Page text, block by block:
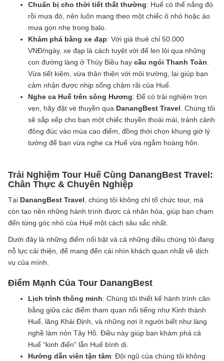
Chuẩn bị cho thời tiết thất thường: Huế có thể nắng đó
rồi mưa đó, nên luôn mang theo một chiếc ô nhỏ hoặc áo
mưa gọn nhẹ trong balo.
Khám phá bằng xe đạp: Với giá thuê chỉ 50.000
VNĐ/ngày, xe đạp là cách tuyệt vời để len lỏi qua những
con đường làng ở Thủy Biều haycầu ngói Thanh Toàn.
Vừa tiết kiệm, vừa thân thiện với môi trường, lại giúp bạn
cảm nhận được nhịp sống chậm rãi của Huế.
Nghe ca Huế trên sông Hương: Để có trải nghiệm trọn
vẹn, hãy đặt vé thuyền qua DanangBest Travel. Chúng tôi
sẽ sắp xếp cho bạn một chiếc thuyền thoải mái, tránh cảnh
đông đúc vào mùa cao điểm, đồng thời chọn khung giờ lý
tưởng để bạn vừa nghe ca Huế vừa ngắm hoàng hôn.
Trải Nghiệm Tour Huế Cùng DanangBest Travel:
Chân Thực & Chuyên Nghiệp
Tại DanangBest Travel, chúng tôi không chỉ tổ chức tour, mà
còn tạo nên những hành trình được cá nhân hóa, giúp bạn chạm
đến từng góc nhỏ của Huế một cách sâu sắc nhất.
Dưới đây là những điểm nổi bật và cả những điều chúng tôi đang
nỗ lực cải thiện, để mang đến cái nhìn khách quan nhất về dịch
vụ của mình.
Điểm Mạnh Của Tour DanangBest
Lịch trình thông minh: Chúng tôi thiết kế hành trình cân
bằng giữa các điểm tham quan nổi tiếng như Kinh thành
Huế, lăng Khải Định, và những nơi ít người biết như làng
nghề làm nón Tây Hồ. Điều này giúp bạn khám phá cả
Huế “kinh điển” lẫn Huế bình dị.
Hướng dẫn viên tận tâm: Đội ngũ của chúng tôi không